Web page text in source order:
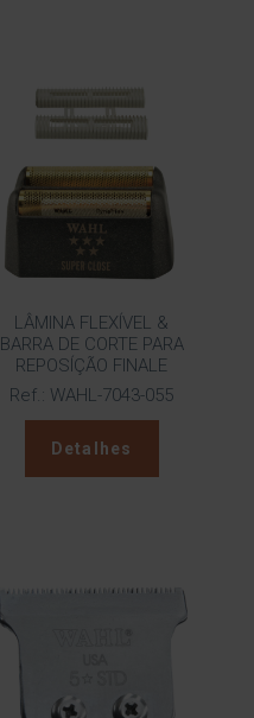
LÂMINA FLEXÍVEL &
BARRA DE CORTE PARA
REPOSÍÇÃO FINALE
Ref.: WAHL-7043-055
Detalhes